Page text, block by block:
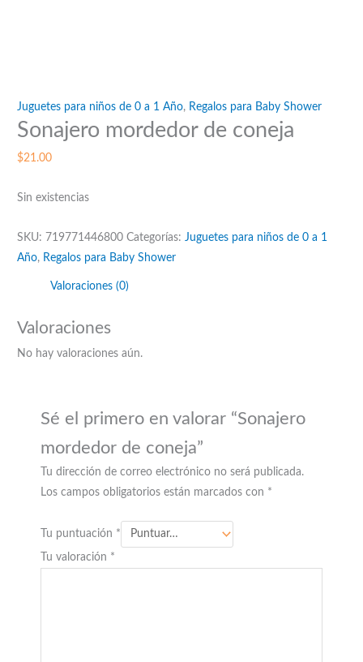
Juguetes para niños de 0 a 1 Año, Regalos para Baby Shower
Sonajero mordedor de coneja
$21.00
Sin existencias
SKU: 719771446800 Categorías: Juguetes para niños de 0 a 1
Año, Regalos para Baby Shower
Valoraciones (0)
Valoraciones
No hay valoraciones aún.
Sé el primero en valorar “Sonajero
mordedor de coneja”
Tu dirección de correo electrónico no será publicada.
Los campos obligatorios están marcados con *
Tu puntuación *
Tu valoración *